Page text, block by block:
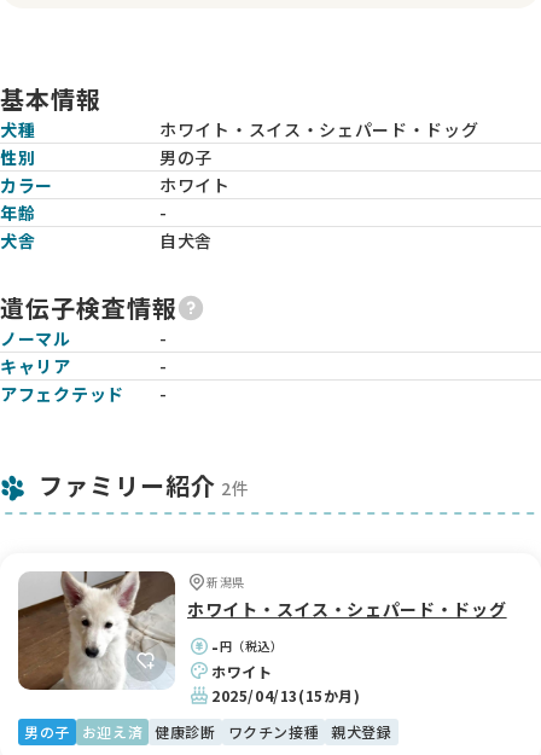
基本情報
犬種
ホワイト・スイス・シェパード・ドッグ
性別
男の子
カラー
ホワイト
年齢
-
犬舎
自犬舎
遺伝子検査情報
ノーマル
-
キャリア
-
アフェクテッド
-
ファミリー紹介 2件
新潟県
ホワイト・スイス・シェパード・ドッグ
-円（税込）
ホワイト
2025/04/13(15か月)
男の子
お迎え済 健康診断 ワクチン接種 親犬登録